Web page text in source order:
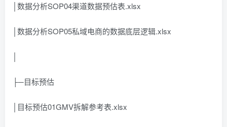
│数据分析SOP04渠道数据预估表.xlsx
│数据分析SOP05私域电商的数据底层逻辑.xlsx
├─目标预估
│目标预估01GMV拆解参考表.xlsx